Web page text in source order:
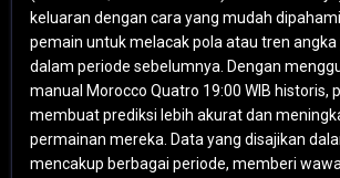
keluaran dengan cara yang mudah
pemain untuk melacak pola atau tren angka
dalam periode sebelumnya. Dengan
manual Morocco Quatro 19:00 WIB historis,
membuat prediksi lebih akurat dan
permainan mereka. Data yang disajikan
mencakup berbagai periode, memberi